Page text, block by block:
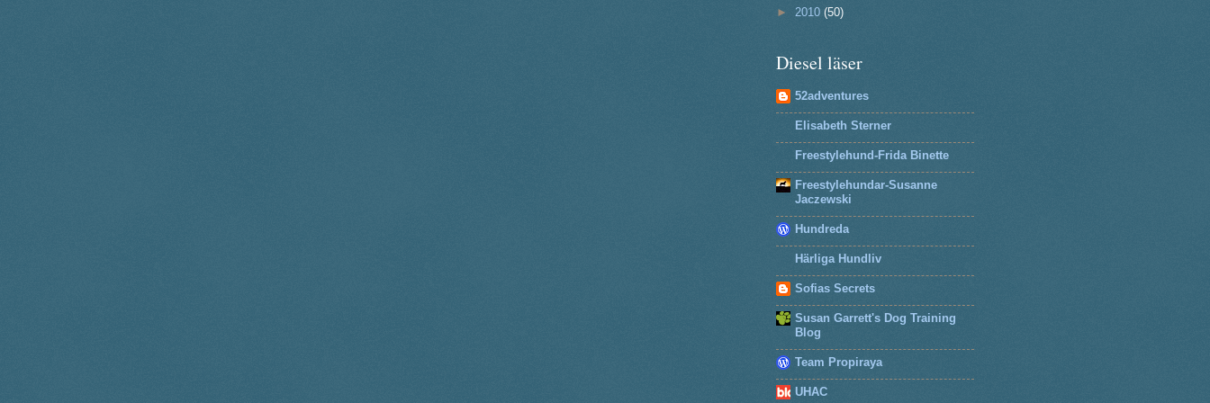
► 2010 (50)
Diesel läser
52adventures
Elisabeth Sterner
Freestylehund-Frida Binette
Freestylehundar-Susanne
Jaczewski
Hundreda
Härliga Hundliv
Sofias Secrets
Susan Garrett's Dog Training
Blog
Team Propiraya
UHAC